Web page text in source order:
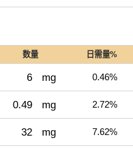
数量 日需量%
6 mg 0.46%
0.49 mg 2.72%
32 mg 7.62%